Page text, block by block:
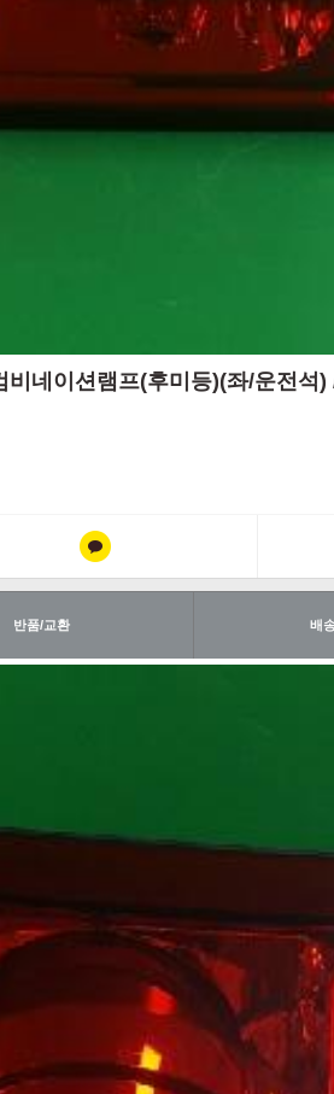
네이션램프(후미등)(좌/운전석)
반품/교환 배